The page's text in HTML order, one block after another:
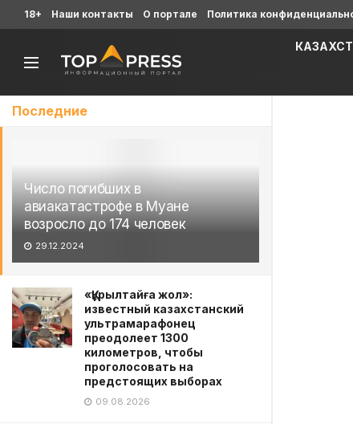
Последние
Число погибших в
авиакатастрофе в Муане
возросло до 174 человек
29.12.2024
«Құрылтайға жол»:
известный казахстанский
ультрамарафонец
преодолеет 1300
километров, чтобы
проголосовать на
предстоящих выборах
09.08.2026
18+ Наши контакты О портале Политика